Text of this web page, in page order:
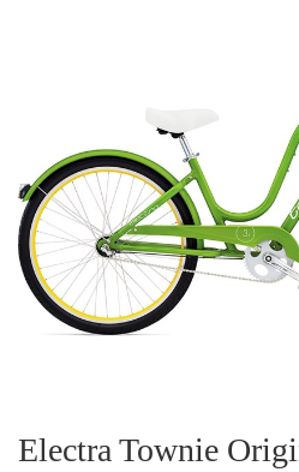
Electra Townie